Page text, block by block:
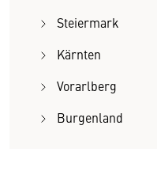
Steiermark
Kärnten
Vorarlberg
Burgenland